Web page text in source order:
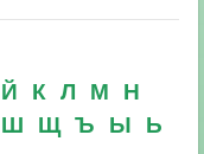
Й К Л М Н
Ш Щ Ъ Ы Ь